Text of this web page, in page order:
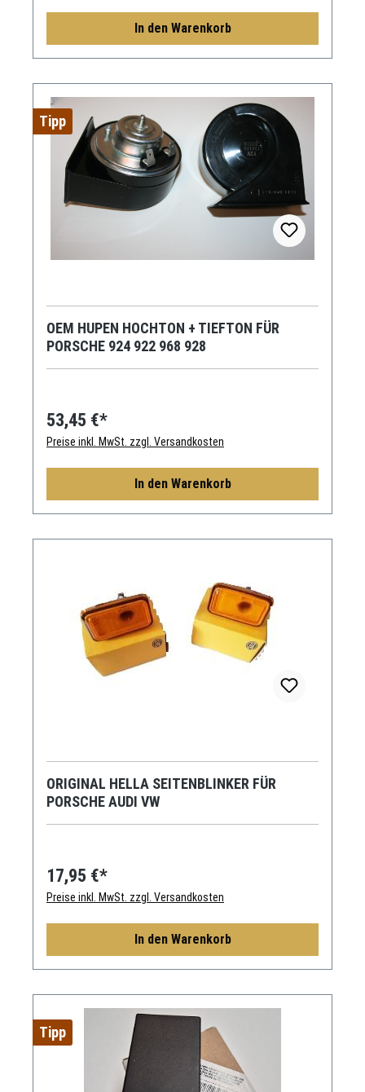
In den Warenkorb
Tipp
OEM HUPEN HOCHTON + TIEFTON FÜR
PORSCHE 924 922 968 928
53,45 €*
Preise inkl. MwSt. zzgl. Versandkosten
In den Warenkorb
ORIGINAL HELLA SEITENBLINKER FÜR
PORSCHE AUDI VW
17,95 €*
Preise inkl. MwSt. zzgl. Versandkosten
In den Warenkorb
Tipp